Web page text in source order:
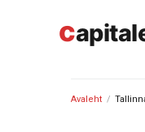
c
Avaleht /